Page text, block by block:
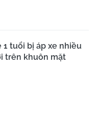
1 tuổi bị áp xe nhiều
trên khuôn mặt